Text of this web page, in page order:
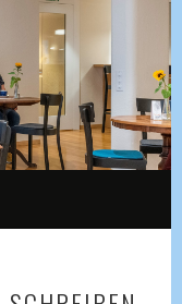
–
FÜR ALLE